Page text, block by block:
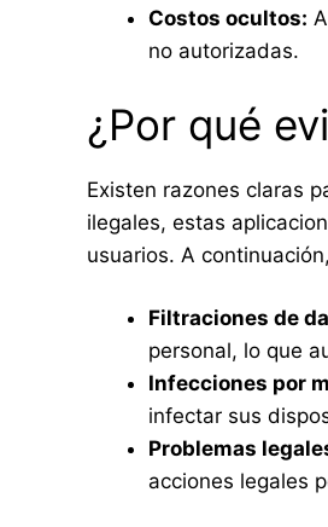
Costos ocultos:
no autorizadas.
¿Por qué
Existen razones claras
ilegales, estas
usuarios. A
Filtraciones de
personal, lo que
Infecciones por
infectar sus
Problemas
acciones legales